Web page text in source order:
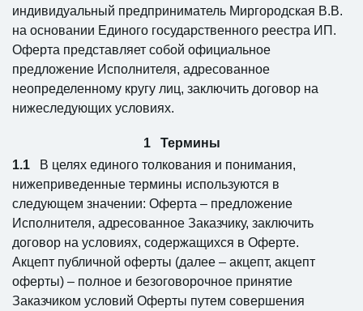
индивидуальный предприниматель Миргородская В.В.
на основании Единого государственного реестра ИП.
Оферта представляет собой официальное
предложение Исполнителя, адресованное
неопределенному кругу лиц, заключить договор на
нижеследующих условиях.
Термины
В целях единого толкования и понимания,
нижеприведенные термины используются в
следующем значении: Оферта – предложение
Исполнителя, адресованное Заказчику, заключить
договор на условиях, содержащихся в Оферте.
Акцепт публичной оферты (далее – акцепт, акцепт
оферты) – полное и безоговорочное принятие
Заказчиком условий Оферты путем совершения